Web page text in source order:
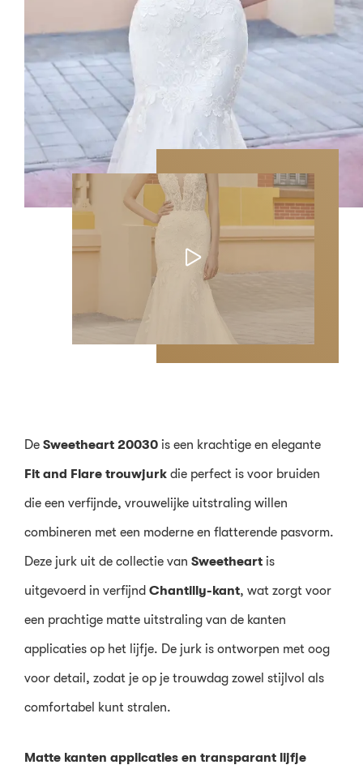
De Sweetheart 20030 is een krachtige en elegante
Fit and Flare trouwjurk die perfect is voor bruiden
die een verfijnde, vrouwelijke uitstraling willen
combineren met een moderne en flatterende pasvorm.
Deze jurk uit de collectie van Sweetheart is
uitgevoerd in verfijnd Chantilly-kant, wat zorgt voor
een prachtige matte uitstraling van de kanten
applicaties op het lijfje. De jurk is ontworpen met oog
voor detail, zodat je op je trouwdag zowel stijlvol als
comfortabel kunt stralen.
Matte kanten applicaties en transparant lijfje